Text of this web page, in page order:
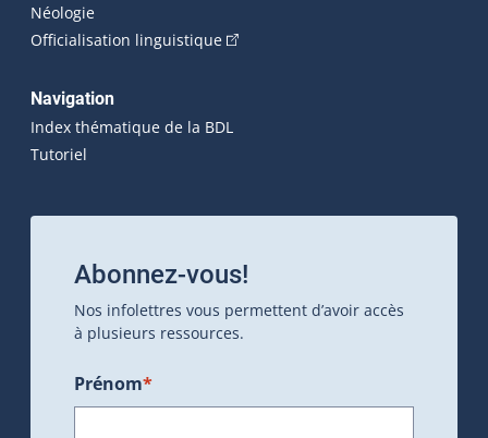
Néologie
Officialisation linguistique(Cet hyperlien externe s'ouvrira
Navigation
Index thématique de la BDL
Tutoriel
Abonnez-vous!
Nos infolettres vous permettent d’avoir accès
à plusieurs ressources.
Prénom*